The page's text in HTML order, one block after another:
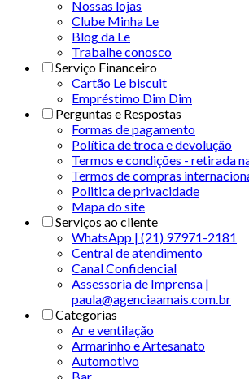
Nossas lojas
Clube Minha Le
Blog da Le
Trabalhe conosco
Serviço Financeiro
Cartão Le biscuit
Empréstimo Dim Dim
Perguntas e Respostas
Formas de pagamento
Política de troca e devolução
Termos e condições - retirada
Termos de compras
Politica de privacidade
Mapa do site
Serviços ao cliente
WhatsApp | (21) 97971-2181
Central de atendimento
Canal Confidencial
Assessoria de Imprensa |
paula@agenciaamais.com.br
Categorias
Ar e ventilação
Armarinho e Artesanato
Automotivo